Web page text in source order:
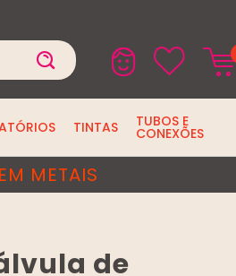
TINTAS TUBOS E
CONEXÕES
METAIS
de